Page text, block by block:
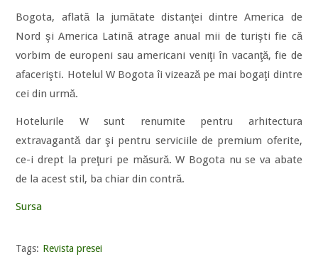
Bogota, aflată la jumătate distanţei dintre America de
Nord şi America Latină atrage anual mii de turişti fie că
vorbim de europeni sau americani veniţi în vacanţă, fie de
afacerişti. Hotelul W Bogota îi vizează pe mai bogaţi dintre
cei din urmă.
Hotelurile W sunt renumite pentru arhitectura
extravagantă dar şi pentru serviciile de premium oferite,
ce-i drept la preţuri pe măsură. W Bogota nu se va abate
de la acest stil, ba chiar din contră.
Sursa
Tags: Revista presei